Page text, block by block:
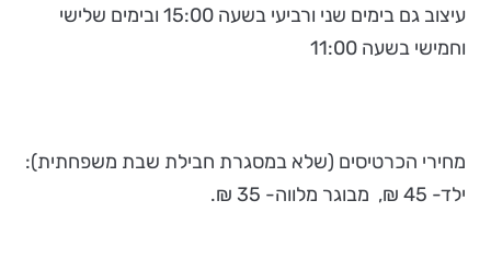
עיצוב גם בימים שני ורביעי בשעה 15:00 ובימים שלישי
וחמישי בשעה 11:00
מחירי הכרטיסים (שלא במסגרת חבילת שבת משפחתית):
ילד- 45 ₪, מבוגר מלווה- 35 ₪.